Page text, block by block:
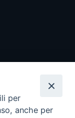
per
anche per